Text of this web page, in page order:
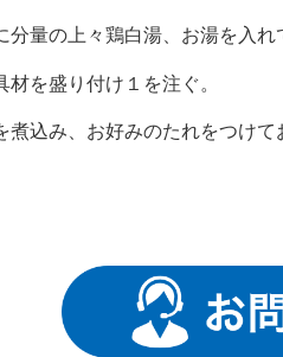
分量の上々鶏白湯、お湯を入れ
材を盛り付け１を注ぐ。
煮込み、お好みのたれをつけて